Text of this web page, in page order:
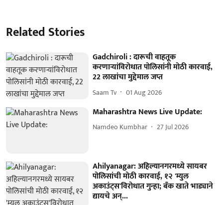
Related Stories
Gadchiroli : दारूची वाहतूक
करणाऱ्यांविरोधात पोलिसांनी मोठी कारवाई,
22 लाखांचा मुद्देमाल जप्त
Saam Tv 01 Aug 2026
Maharashtra News Live Update:
Namdeo Kumbhar 27 Jul 2026
Ahilyanagar: अहिल्यानगरमध्ये सायबर
पोलिसांची मोठी कारवाई, १२ 'म्युल
अकाउंट्स'विरोधात गुन्हा; बँक खाते भाड्याने
द्यायचे अन्...